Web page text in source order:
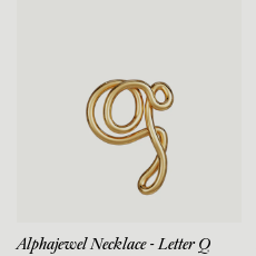
Alphajewel Necklace - Letter Q